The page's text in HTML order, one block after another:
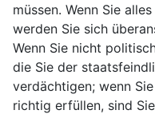
müssen. Wenn Sie
werden Sie sich
Wenn Sie nicht
die Sie der
verdächtigen; wenn
richtig erfüllen, sind